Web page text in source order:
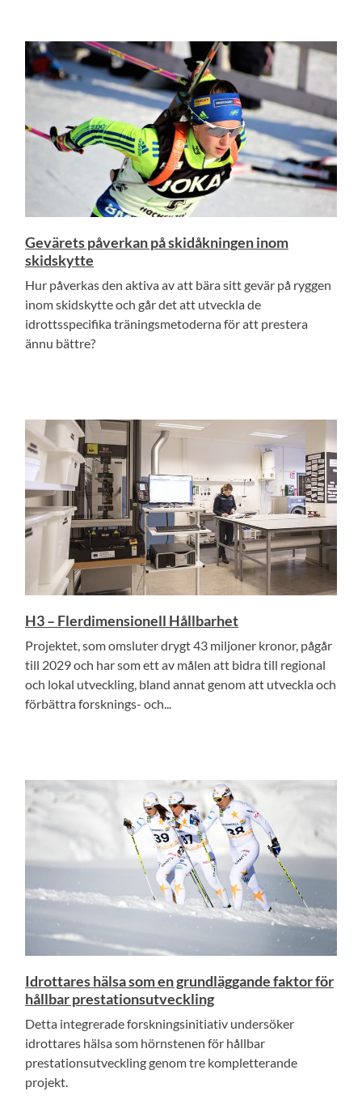
Gevärets påverkan på skidåkningen inom
skidskytte
Hur påverkas den aktiva av att bära sitt gevär på ryggen
inom skidskytte och går det att utveckla de
idrottsspecifika träningsmetoderna för att prestera
ännu bättre?
H3 – Flerdimensionell Hållbarhet
Projektet, som omsluter drygt 43 miljoner kronor, pågår
till 2029 och har som ett av målen att bidra till regional
och lokal utveckling, bland annat genom att utveckla och
förbättra forsknings- och...
Idrottares hälsa som en grundläggande faktor för
hållbar prestationsutveckling
Detta integrerade forskningsinitiativ undersöker
idrottares hälsa som hörnstenen för hållbar
prestationsutveckling genom tre kompletterande
projekt.